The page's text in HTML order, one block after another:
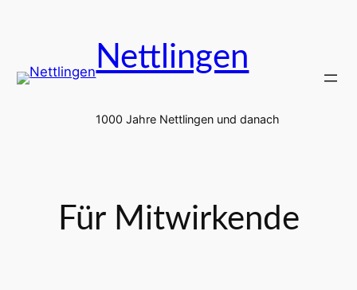
Nettlingen
1000 Jahre Nettlingen und danach
Für Mitwirkende